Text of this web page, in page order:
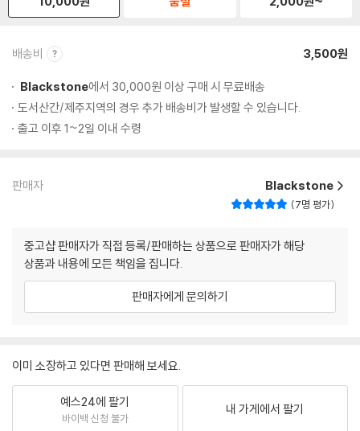
배송비 3,500원
Blackstone에서 30,000원 이상 구매 시 무료배송
도서산간/제주지역의 경우 추가 배송비가 발생할 수 있습니다.
출고 이후 1~2일 이내 수령
판매자 Blackstone
7명 평가
중고샵 판매자가 직접 등록/판매하는 상품으로 판매자가 해당
상품과 내용에 모든 책임을 집니다.
판매자에게 문의하기
이미 소장하고 있다면 판매해 보세요.
예스24에 팔기
바이백 신청 불가
내 가게에서 팔기